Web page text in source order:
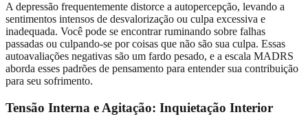
A depressão frequentemente distorce a autopercepção, levando a
sentimentos intensos de desvalorização ou culpa excessiva e
inadequada. Você pode se encontrar ruminando sobre falhas
passadas ou culpando-se por coisas que não são sua culpa. Essas
autoavaliações negativas são um fardo pesado, e a escala MADRS
aborda esses padrões de pensamento para entender sua contribuição
para seu sofrimento.
Tensão Interna e Agitação: Inquietação Interior